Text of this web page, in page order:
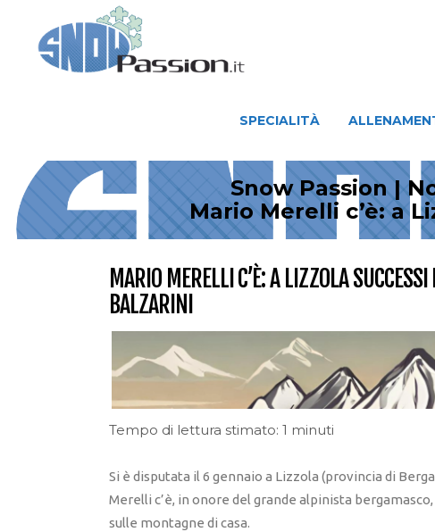
SPECIALITÀ
Snow Passion |
Mario Merelli c’è: a
MARIO MERELLI C’È: A LIZZOLA
BALZARINI
Tempo di lettura stimato: 1 minuti
Si è disputata il 6 gennaio a Lizzola (provincia di
Merelli c’è, in onore del grande alpinista
sulle montagne di casa.